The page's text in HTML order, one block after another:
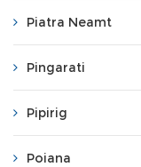
Piatra Neamt
Pingarati
Pipirig
Poiana